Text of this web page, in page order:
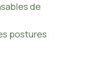
de
postures